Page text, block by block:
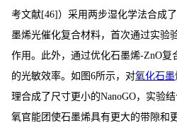
考文献[46]）采用两步湿化学法合成
墨烯光催化复合材料，首次通过实验
作用。此外，通过优化石墨烯-ZnO复
的光敏效率。如图6所示，对氧化石墨
理合成了尺寸更小的NanoGO，实验
氧官能团使石墨烯具有更大的带隙和